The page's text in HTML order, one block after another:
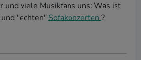
und viele Musikfans uns: Was ist
"echten" Sofakonzerten ?